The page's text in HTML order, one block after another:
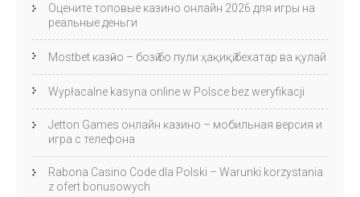
Оцените топовые казино онлайн 2026 для игры на
реальные деньги
Mostbet казӣно – бозӣ бо пули ҳақиқӣ бехатар ва қулай
Wypłacalne kasyna online w Polsce bez weryfikacji
Jetton Games онлайн казино – мобильная версия и
игра с телефона
Rabona Casino Code dla Polski – Warunki korzystania
z ofert bonusowych